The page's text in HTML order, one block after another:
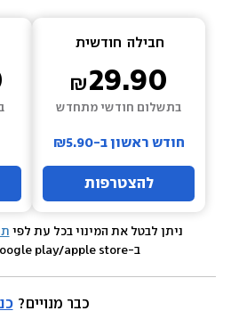
חבילה חודשית
29.90
בתשלום חודשי מתחדש
חודש ראשון ב-₪5.90
להצטרפות
ניתן לבטל את המינוי בכל עת לפי
כבר מנויים?